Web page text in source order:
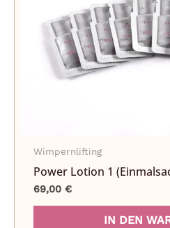
Wimpernlifting
Power Lotion 1
69,00€
IN DEN